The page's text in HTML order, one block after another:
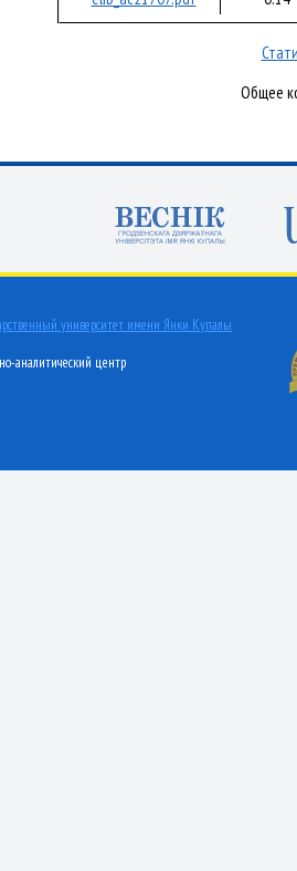
Общее
университет имени Янки Купалы
аналитический центр